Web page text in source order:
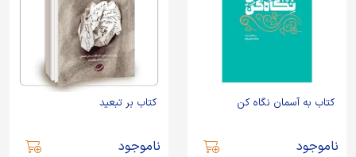
کتاب به آسمان نگاه کن
ناموجود
کتاب بر تبعید
ناموجود